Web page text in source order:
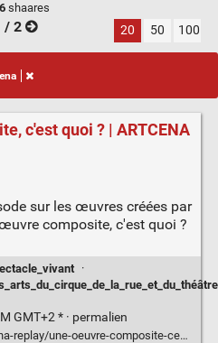
shaares
/ 2 20 50 100
c'est quoi ? | ARTCENA
sur les œuvres créées par
composite, c'est quoi ?
·
GMT+2 * · permalien
une-oeuvre-composite-cest-quoi